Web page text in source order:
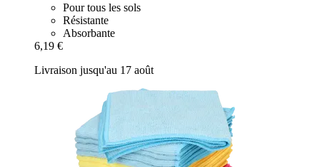
Pour tous les sols
Résistante
Absorbante
6,19 €
Livraison jusqu'au 17 août